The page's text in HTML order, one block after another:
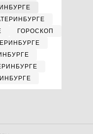
ГОРОСКОП